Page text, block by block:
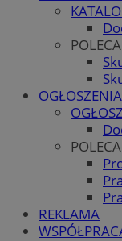
OGŁOSZENIA
REKLAMA